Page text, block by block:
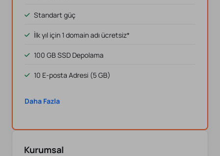
Standart güç
İlk yıl için 1 domain adı ücretsiz*
100 GB SSD Depolama
10 E-posta Adresi (5 GB)
Daha Fazla
Kurumsal